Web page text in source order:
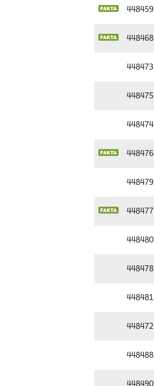
448459
448468
448473
448475
448474
448476
448479
448477
448480
448478
448481
448472
448488
448490